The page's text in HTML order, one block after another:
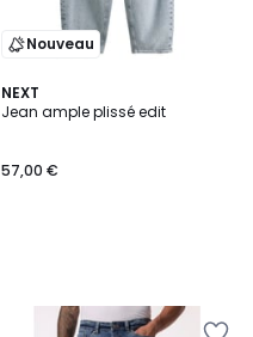
Nouveau
NEXT
Jean ample plissé edit
57,00 €